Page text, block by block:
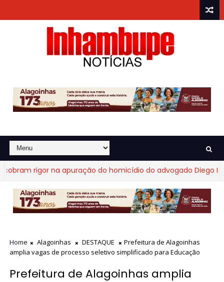
rigor na apuração do homicídio do advogado Diego
Home Alagoinhas DESTAQUE
Prefeitura de Alagoinhas
amplia vagas de processo seletivo simplificado para Educação
Prefeitura de Alagoinhas amplia